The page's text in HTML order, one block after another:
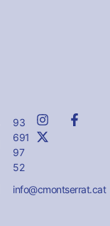
93
691
97
52
info@cmontserrat.cat